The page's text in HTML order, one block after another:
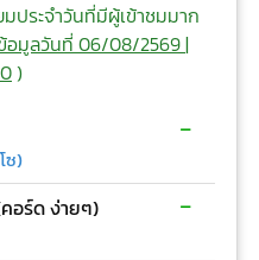
ระจำวันที่มีผู้เข้าชมมาก
อมูลวันที่ 06/08/2569 |
)
ซ)
-
อร์ด ง่ายๆ) -